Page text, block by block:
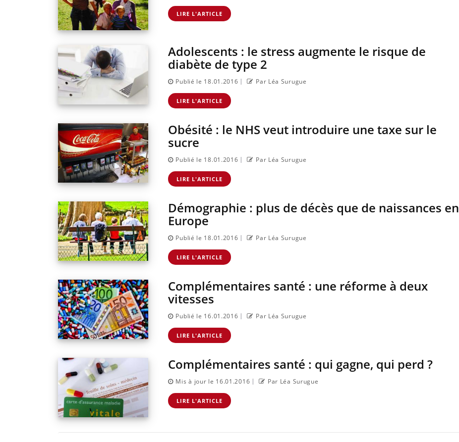
LIRE L'ARTICLE
Adolescents : le stress augmente le risque de
diabète de type 2
Publié le 18.01.2016 | Par Léa Surugue
LIRE L'ARTICLE
Obésité : le NHS veut introduire une taxe sur le
sucre
Publié le 18.01.2016 | Par Léa Surugue
LIRE L'ARTICLE
Démographie : plus de décès que de naissances en
Europe
Publié le 18.01.2016 | Par Léa Surugue
LIRE L'ARTICLE
Complémentaires santé : une réforme à deux
vitesses
Publié le 16.01.2016 | Par Léa Surugue
LIRE L'ARTICLE
Complémentaires santé : qui gagne, qui perd ?
Mis à jour le 16.01.2016 | Par Léa Surugue
LIRE L'ARTICLE